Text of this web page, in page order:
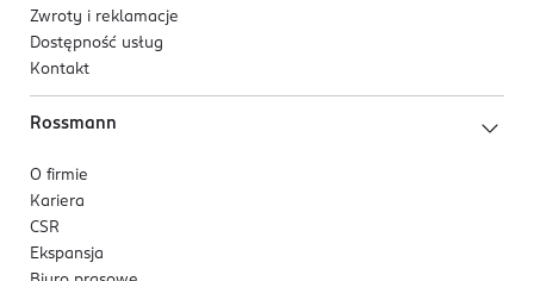
Zwroty i reklamacje
Dostępność usług
Kontakt
Rossmann
O firmie
Kariera
CSR
Ekspansja